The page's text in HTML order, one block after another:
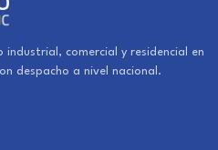
comercial y residencial en
despacho a nivel nacional.